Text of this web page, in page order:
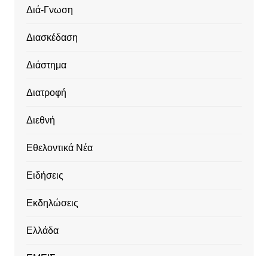
Διά-Γνωση
Διασκέδαση
Διάστημα
Διατροφή
Διεθνή
Εθελοντικά Νέα
Ειδήσεις
Εκδηλώσεις
Ελλάδα